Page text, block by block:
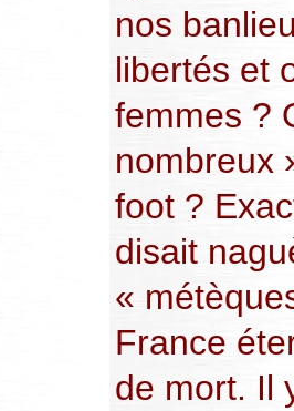
nos
libertés et
femmes ?
nombreux
foot ?
disait
«
France
de mort. Il